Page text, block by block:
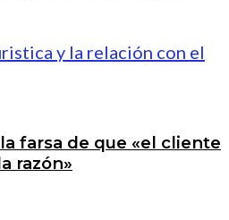
farsa de que «el cliente
razón»